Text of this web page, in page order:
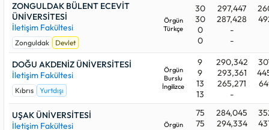
ZONGULDAK BÜLENT ECEVİT
ÜNİVERSİTESİ
İletişim Fakültesi
Zonguldak Devlet
Örgün
Türkçe
30
30
0
0
297,447
287,428
-
-
DOĞU AKDENİZ ÜNİVERSİTESİ
İletişim Fakültesi
Kıbrıs Yurtdışı
Örgün
Burslu
İngilizce
9
9
13
13
290,342
293,361
265,271
-
UŞAK ÜNİVERSİTESİ
İletişim Fakültesi
Örgün
75
75
284,045
294,334